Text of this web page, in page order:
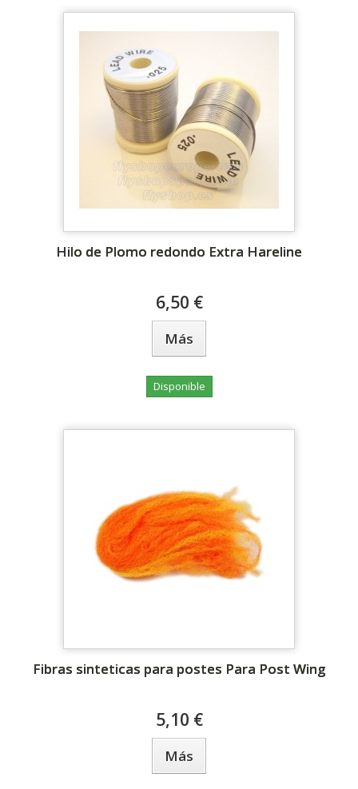
Hilo de Plomo redondo Extra Hareline
6,50 €
Más
Disponible
Fibras sinteticas para postes Para Post Wing
5,10 €
Más